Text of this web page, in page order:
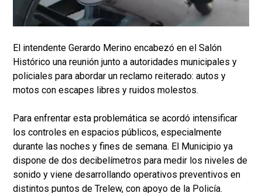
El intendente Gerardo Merino encabezó en el Salón
Histórico una reunión junto a autoridades municipales y
policiales para abordar un reclamo reiterado: autos y
motos con escapes libres y ruidos molestos.
Para enfrentar esta problemática se acordó intensificar
los controles en espacios públicos, especialmente
durante las noches y fines de semana. El Municipio ya
dispone de dos decibelímetros para medir los niveles de
sonido y viene desarrollando operativos preventivos en
distintos puntos de Trelew, con apoyo de la Policía.